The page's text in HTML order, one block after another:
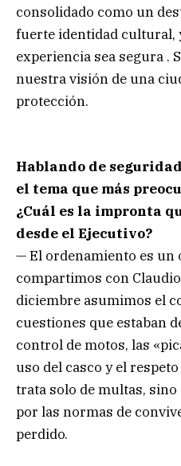
consolidado como un
fuerte identidad cultural,
experiencia sea segura .
nuestra visión de una
protección.
Hablando de
el tema que más
¿Cuál es la impronta
desde el Ejecutivo?
— El ordenamiento es un
compartimos con
diciembre asumimos el
cuestiones que estaban
control de motos, las
uso del casco y el
trata solo de multas,
por las normas de
perdido.